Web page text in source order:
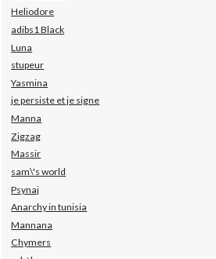
Heliodore
adibs1 Black
Luna
stupeur
Yasmina
je persiste et je signe
Manna
Zigzag
Massir
sam\'s world
Psynaj
Anarchy in tunisia
Mannana
Chymers